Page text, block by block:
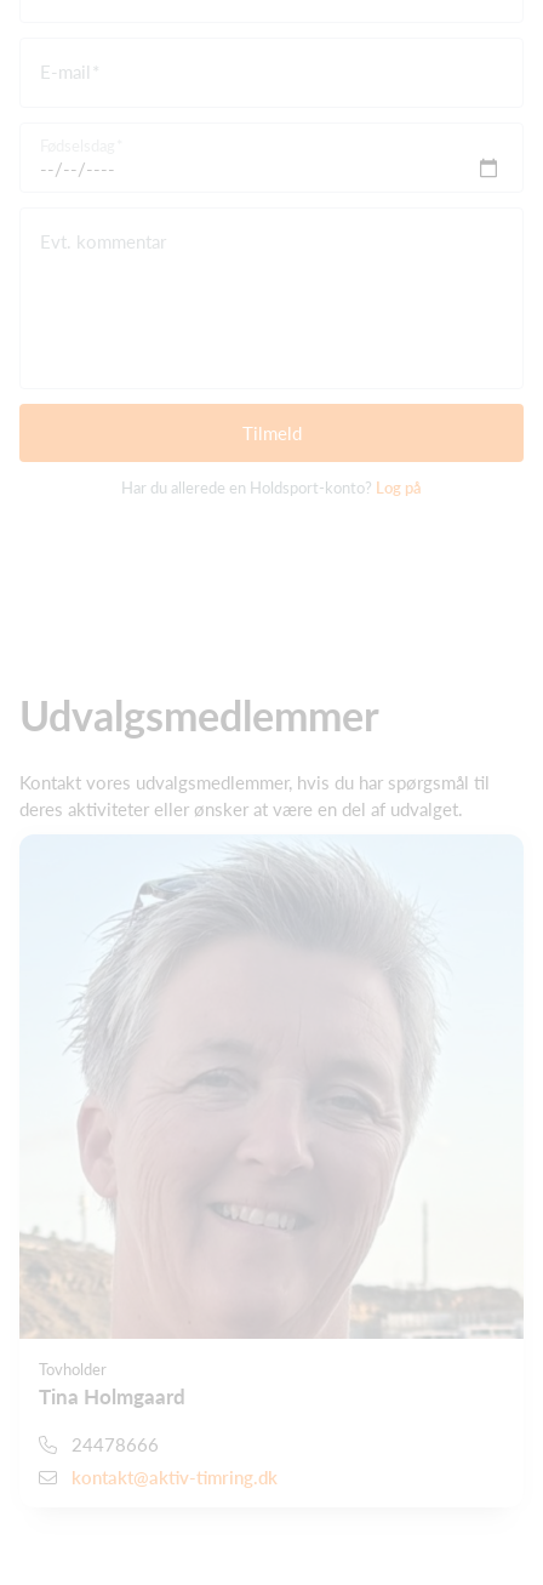
E-mail
Evt. kommentar
Tilmeld
Har du allerede en Holdsport-konto? Log på
Udvalgsmedlemmer
Kontakt vores udvalgsmedlemmer, hvis du har spørgsmål til
deres aktiviteter eller ønsker at være en del af udvalget.
Tovholder
Tina Holmgaard
24478666
kontakt@aktiv-timring.dk